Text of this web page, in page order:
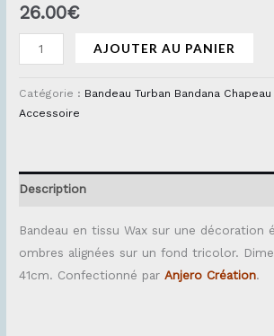
26.00€
AJOUTER AU PANIER
Catégorie : Bandeau Turban Bandana
Accessoire
Description
Bandeau en tissu Wax sur une décoration
ombres alignées sur un fond tricolor.
41cm. Confectionné parAnjero Création.